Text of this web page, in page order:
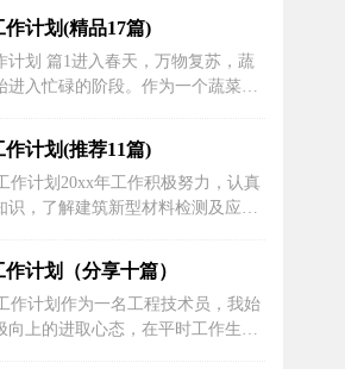
求，安装技术员成为了必不可少的
负责的是设备和系统的安装和配置
制定详细的工作计划以确保高效的
将就“安装技术员工作...
计划(精品17篇)
计划 篇1进入春天，万物复苏，蔬
进入忙碌的阶段。作为一个蔬菜技
因素，制定出详细具体且科学合理
证蔬菜生产顺利进行。一、春季工
菜生长的关键期，也是病虫害发生
员必须详细了解各类蔬菜...
作计划(推荐11篇)
作计划20xx年工作积极努力，认真
识，了解建筑新型材料检测及应
自己的工作。不放过工作中的每一
到工作认真严谨、实事求是。耳边
大学第一节课上老师的一段话：建
技术并存的专业，更...
计划（分享十篇）
作计划作为一名工程技术员，我始
向上的进取心态，在平时工作生活